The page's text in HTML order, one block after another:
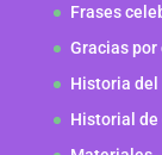
Frases
Gracias
Historia del
Historial